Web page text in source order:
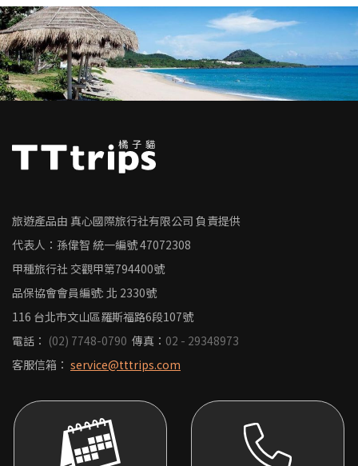
旅遊產品由 真心國際旅行社有限公司 負責提供
代表人：孫偉智 統一編號47072308
甲種旅行社 交觀甲第794400號
品保協會會員編號: 北 2330號
116 台北市文山區羅斯福路6段107號
電話： (02) 7748-0790 傳真： 02 - 29348973
客服信箱： service@tttrips.com